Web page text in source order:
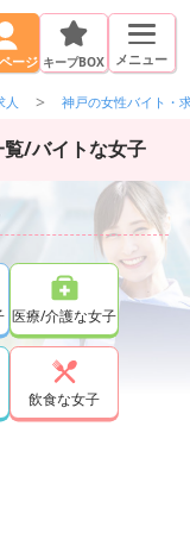
ージ キープBOX メニュー
人 神戸の女性バイト・
/バイトな女子
医療/介護な女子
飲食な女子